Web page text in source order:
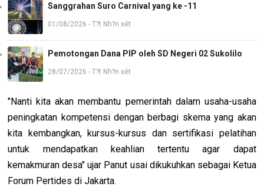
Sanggrahan Suro Carnival yang ke -11
01/08/2026 - T?t Nh?n xét
Pemotongan Dana PIP oleh SD Negeri 02 Sukolilo
28/07/2026 - T?t Nh?n xét
"Nanti kita akan membantu pemerintah dalam usaha-usaha
peningkatan kompetensi dengan berbagi skema yang akan
kita kembangkan, kursus-kursus dan sertifikasi pelatihan
untuk mendapatkan keahlian tertentu agar dapat
kemakmuran desa" ujar Panut usai dikukuhkan sebagai Ketua
Forum Pertides di Jakarta.